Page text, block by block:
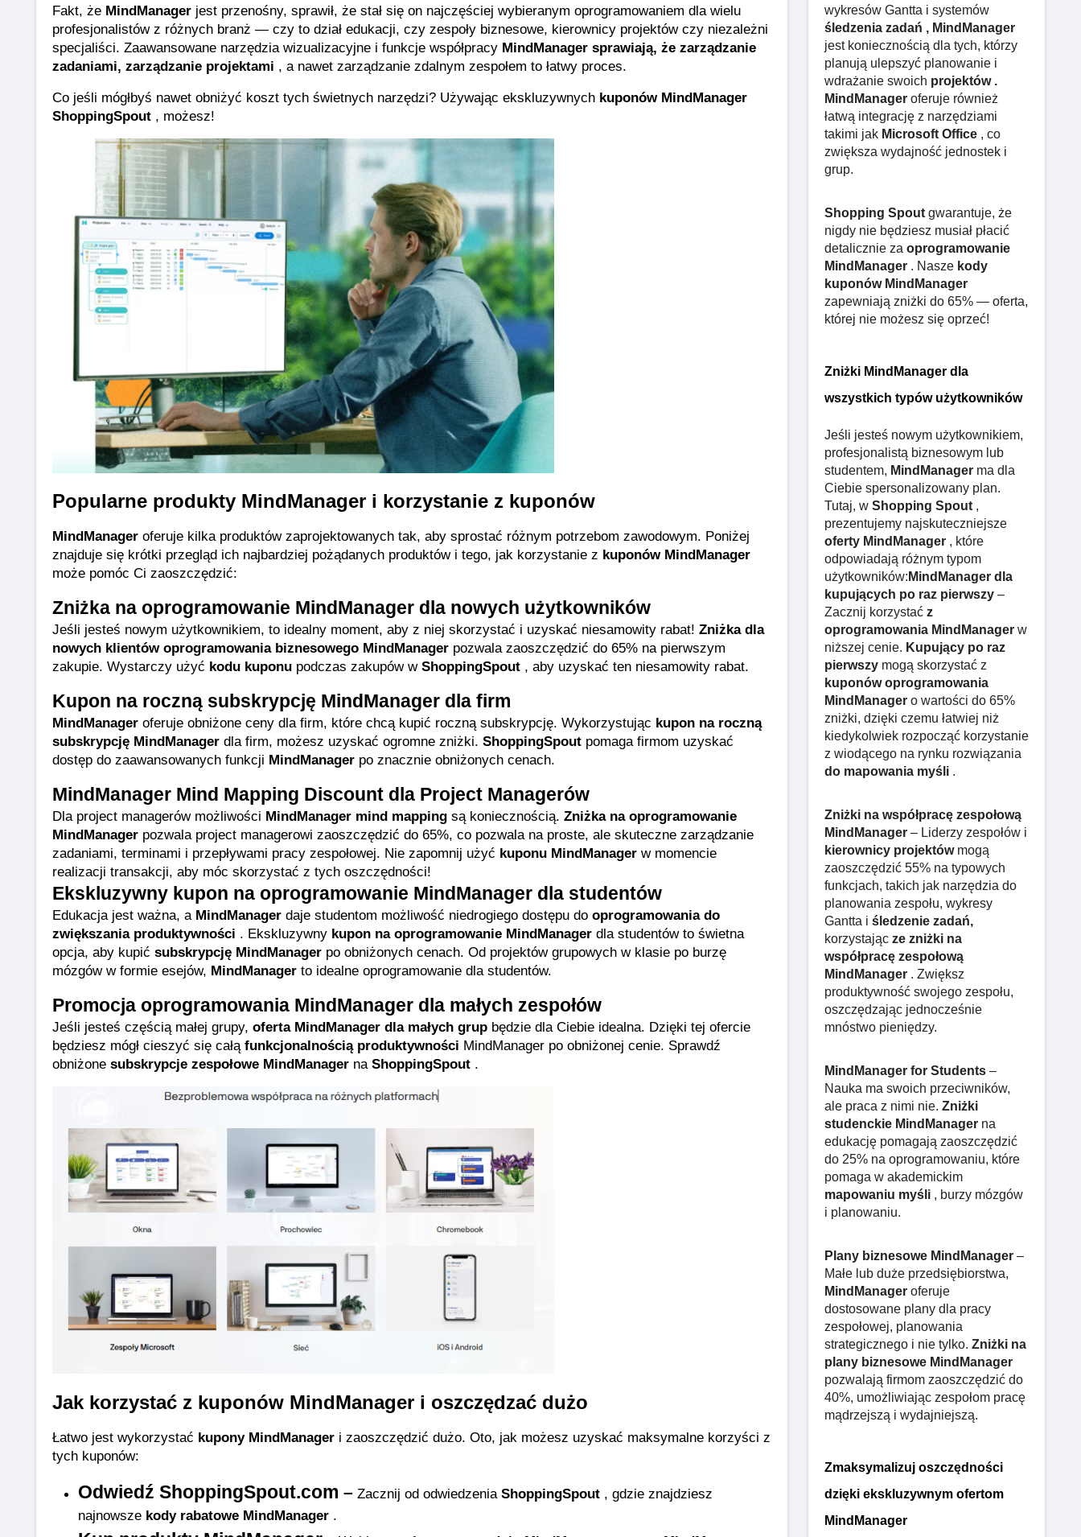
Fakt, że MindManager jest przenośny, sprawił, że stał się on najczęściej wybieranym oprogramowaniem dla wielu
profesjonalistów z różnych branż — czy to dział edukacji, czy zespoły biznesowe, kierownicy projektów czy niezależni
specjaliści. Zaawansowane narzędzia wizualizacyjne i funkcje współpracy MindManager sprawiają, że zarządzanie
zadaniami, zarządzanie projektami , a nawet zarządzanie zdalnym zespołem to łatwy proces.
Co jeśli mógłbyś nawet obniżyć koszt tych świetnych narzędzi? Używając ekskluzywnych kuponów MindManager
ShoppingSpout , możesz!
Popularne produkty MindManager i korzystanie z kuponów
MindManager oferuje kilka produktów zaprojektowanych tak, aby sprostać różnym potrzebom zawodowym. Poniżej
znajduje się krótki przegląd ich najbardziej pożądanych produktów i tego, jak korzystanie z kuponów MindManager
może pomóc Ci zaoszczędzić:
Zniżka na oprogramowanie MindManager dla nowych użytkowników
Jeśli jesteś nowym użytkownikiem, to idealny moment, aby z niej skorzystać i uzyskać niesamowity rabat! Zniżka dla
nowych klientów oprogramowania biznesowego MindManager pozwala zaoszczędzić do 65% na pierwszym
zakupie. Wystarczy użyć kodu kuponu podczas zakupów w ShoppingSpout , aby uzyskać ten niesamowity rabat.
Kupon na roczną subskrypcję MindManager dla firm
MindManager oferuje obniżone ceny dla firm, które chcą kupić roczną subskrypcję. Wykorzystując kupon na roczną
subskrypcję MindManager dla firm, możesz uzyskać ogromne zniżki. ShoppingSpout pomaga firmom uzyskać
dostęp do zaawansowanych funkcji MindManager po znacznie obniżonych cenach.
MindManager Mind Mapping Discount dla Project Managerów
Dla project managerów możliwości MindManager mind mapping są koniecznością. Zniżka na oprogramowanie
MindManager pozwala project managerowi zaoszczędzić do 65%, co pozwala na proste, ale skuteczne zarządzanie
zadaniami, terminami i przepływami pracy zespołowej. Nie zapomnij użyć kuponu MindManager w momencie
realizacji transakcji, aby móc skorzystać z tych oszczędności!
Ekskluzywny kupon na oprogramowanie MindManager dla studentów
Edukacja jest ważna, a MindManager daje studentom możliwość niedrogiego dostępu do oprogramowania do
zwiększania produktywności . Ekskluzywny kupon na oprogramowanie MindManager dla studentów to świetna
opcja, aby kupić subskrypcję MindManager po obniżonych cenach. Od projektów grupowych w klasie po burzę
mózgów w formie esejów, MindManager to idealne oprogramowanie dla studentów.
Promocja oprogramowania MindManager dla małych zespołów
Jeśli jesteś częścią małej grupy, oferta MindManager dla małych grup będzie dla Ciebie idealna. Dzięki tej ofercie
będziesz mógł cieszyć się całą funkcjonalnością produktywności MindManager po obniżonej cenie. Sprawdź
obniżone subskrypcje zespołowe MindManager na ShoppingSpout .
Jak korzystać z kuponów MindManager i oszczędzać dużo
Łatwo jest wykorzystać kupony MindManager i zaoszczędzić dużo. Oto, jak możesz uzyskać maksymalne korzyści z
tych kuponów:
Odwiedź ShoppingSpout.com – Zacznij od odwiedzenia ShoppingSpout , gdzie znajdziesz
najnowsze kody rabatowe MindManager .
wykresów Gantta i systemów
śledzenia zadań , MindManager
jest koniecznością dla tych, którzy
planują ulepszyć planowanie i
wdrażanie swoich projektów .
MindManager oferuje również
łatwą integrację z narzędziami
takimi jak Microsoft Office , co
zwiększa wydajność jednostek i
grup.
Shopping Spout gwarantuje, że
nigdy nie będziesz musiał płacić
detalicznie za oprogramowanie
MindManager . Nasze kody
kuponów MindManager
zapewniają zniżki do 65% — oferta,
której nie możesz się oprzeć!
Zniżki MindManager dla
wszystkich typów użytkowników
Jeśli jesteś nowym użytkownikiem,
profesjonalistą biznesowym lub
studentem, MindManager ma dla
Ciebie spersonalizowany plan.
Tutaj, w Shopping Spout ,
prezentujemy najskuteczniejsze
oferty MindManager , które
odpowiadają różnym typom
użytkowników: MindManager dla
kupujących po raz pierwszy –
Zacznij korzystać z
oprogramowania MindManager w
niższej cenie. Kupujący po raz
pierwszy mogą skorzystać z
kuponów oprogramowania
MindManager o wartości do 65%
zniżki, dzięki czemu łatwiej niż
kiedykolwiek rozpocząć korzystanie
z wiodącego na rynku rozwiązania
do mapowania myśli .
Zniżki na współpracę zespołową
MindManager – Liderzy zespołów i
kierownicy projektówmogą
zaoszczędzić 55% na typowych
funkcjach, takich jak narzędzia do
planowania zespołu, wykresy
Gantta i śledzenie zadań,
korzystając ze zniżki na
współpracę zespołową
MindManager . Zwiększ
produktywność swojego zespołu,
oszczędzając jednocześnie
mnóstwo pieniędzy.
MindManager for Students –
Nauka ma swoich przeciwników,
ale praca z nimi nie. Zniżki
studenckie MindManager na
edukację pomagają zaoszczędzić
do 25% na oprogramowaniu, które
pomaga w akademickim
mapowaniu myśli , burzy mózgów
i planowaniu.
Plany biznesowe MindManager –
Małe lub duże przedsiębiorstwa,
MindManager oferuje
dostosowane plany dla pracy
zespołowej, planowania
strategicznego i nie tylko. Zniżki na
plany biznesowe MindManager
pozwalają firmom zaoszczędzić do
40%, umożliwiając zespołom pracę
mądrzejszą i wydajniejszą.
Zmaksymalizuj oszczędności
dzięki ekskluzywnym ofertom
MindManager